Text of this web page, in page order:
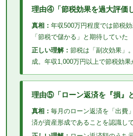
理由④「節税効果を過大評価
真相： 年収500万円程度では節税
「節税で儲かる」と期待していた
正しい理解： 節税は「副次効果」
成。年収1,000万円以上で節税効果
理由⑤「ローン返済を『損』
真相： 毎月のローン返済を「出費
済が資産形成であることを認識し